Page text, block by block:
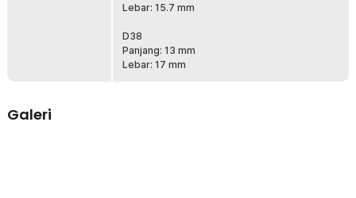
Lebar: 15.7 mm
D38
Panjang: 13 mm
Lebar: 17 mm
Galeri